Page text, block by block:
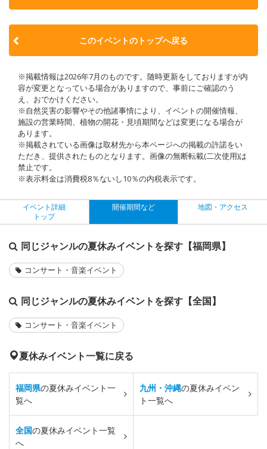
このイベントのトップへ戻る
※掲載情報は2026年7月のものです。随時更新をしておりますが内
容が変更となっている場合がありますので、事前にご確認のう
え、おでかけください。
※自然災害の影響やその他諸事情により、イベントの開催情報、
施設の営業時間、植物の開花・見頃期間などは変更になる場合が
あります。
※掲載されている画像は取材先から本ページへの掲載の許諾をい
ただき、提供されたものとなります。画像の無断転載(二次使用)は
禁止です。
※表示料金は消費税8％ないし10％の内税表示です。
イベント詳細
トップ
開催期間など 地図・アクセス
同じジャンルの夏休みイベントを探す【福岡県】
コンサート・音楽イベント
同じジャンルの夏休みイベントを探す【全国】
コンサート・音楽イベント
夏休みイベント一覧に戻る
福岡県の夏休みイベント一
覧へ
九州・沖縄の夏休みイベン
ト一覧へ
全国の夏休みイベント一覧
へ